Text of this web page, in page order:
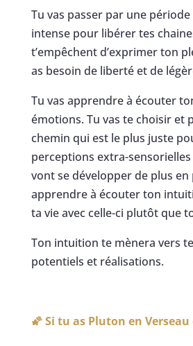
Tu vas passer par une
intense pour libérer tes
t’empêchent d’exprimer ton
as besoin de liberté et de
Tu vas apprendre à écouter
émotions. Tu vas te choisir et
chemin qui est le plus juste
perceptions extra-
vont se développer de plus en
apprendre à écouter ton
ta vie avec celle-ci plutôt que
Ton intuition te mènera vers
potentiels et réalisations.
🌠 Si tu as Pluton en Verseau